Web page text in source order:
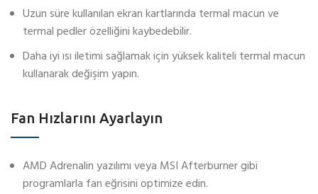
Uzun süre kullanılan ekran kartlarında termal macun ve
termal pedler özelliğini kaybedebilir.
Daha iyi ısı iletimi sağlamak için yüksek kaliteli termal macun
kullanarak değişim yapın.
Fan Hızlarını Ayarlayın
AMD Adrenalin yazılımı veya MSI Afterburner gibi
programlarla fan eğrisini optimize edin.